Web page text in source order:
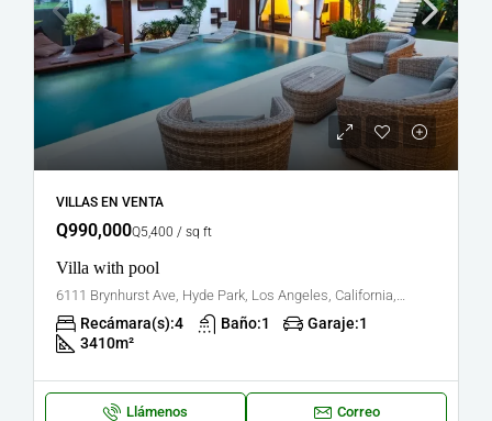
VILLAS EN VENTA
Q990,000Q5,400 / sq ft
Villa with pool
Recámara(s):4 Baño:1 Garaje:1
3410m²
Llámenos Correo